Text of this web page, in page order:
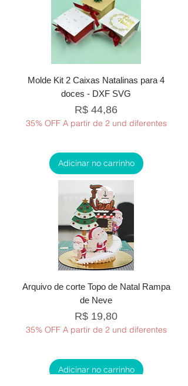
Molde Kit 2 Caixas Natalinas para 4
doces - DXF SVG
Preço
R$ 44,86
35% OFF A partir de 2 und diferentes
Adicinar no carrinho
Arquivo de corte Topo de Natal Rampa
de Neve
Preço
R$ 19,80
35% OFF A partir de 2 und diferentes
Adicinar no carrinho